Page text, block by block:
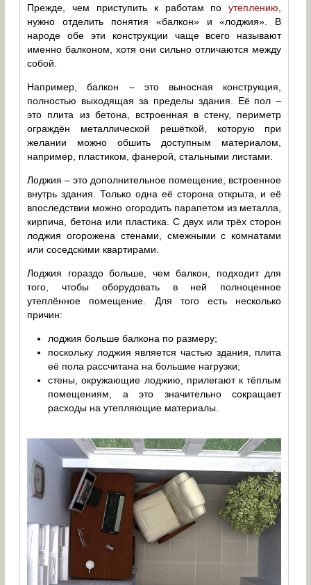
Прежде, чем приступить к работам поутеплению
нужно отделить понятия «балкон» и «лоджия». В
народе обе эти конструкции чаще всего называют
именно балконом, хотя они сильно отличаются между
собой.
Например, балкон – это выносная конструкция,
полностью выходящая за пределы здания. Её пол –
это плита из бетона, встроенная в стену, периметр
ограждён металлической решёткой, которую при
желании можно обшить доступным материалом,
например, пластиком, фанерой, стальными листами.
Лоджия – это дополнительное помещение, встроенное
внутрь здания. Только одна её сторона открыта, и её
впоследствии можно огородить парапетом из металла,
кирпича, бетона или пластика. С двух или трёх сторон
лоджия огорожена стенами, смежными с комнатами
или соседскими квартирами.
Лоджия гораздо больше, чем балкон, подходит для
того, чтобы оборудовать в ней полноценное
утеплённое помещение. Для того есть несколько
причин:
лоджия больше балкона по размеру;
поскольку лоджия является частью здания, плита
её пола рассчитана на большие нагрузки;
стены, окружающие лоджию, прилегают к тёплым
помещениям, а это значительно сокращает
расходы на утепляющие материалы.